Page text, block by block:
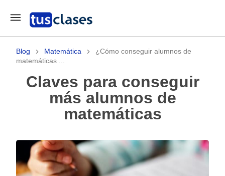
Blog Matemática
¿Cómo conseguir alumnos de
matemáticas ...
Claves para conseguir
más alumnos de
matemáticas